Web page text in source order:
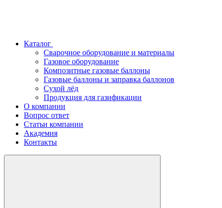
Каталог
Сварочное оборудование и материалы
Газовое оборудование
Композитные газовые баллоны
Газовые баллоны и заправка баллонов
Сухой лёд
Продукция для газификации
О компании
Вопрос ответ
Статьи компании
Академия
Контакты